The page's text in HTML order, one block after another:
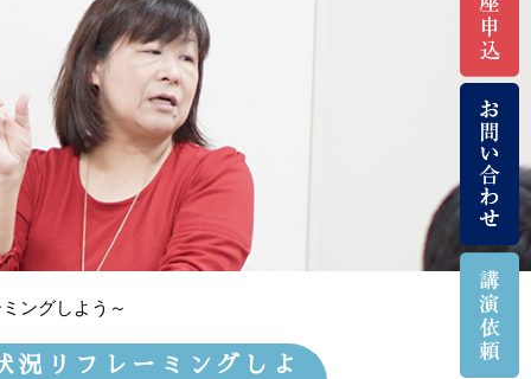
ングしよう～
リフレーミングしよ